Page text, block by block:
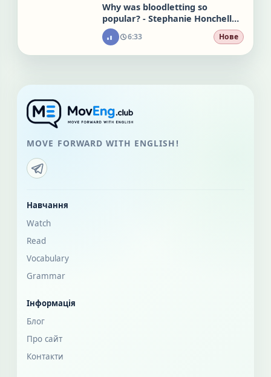
Why was bloodletting so
popular? - Stephanie Honchell
Smith
6:33 Нове
MOVE FORWARD WITH ENGLISH!
Навчання
Watch
Read
Vocabulary
Grammar
Інформація
Блог
Про сайт
Контакти